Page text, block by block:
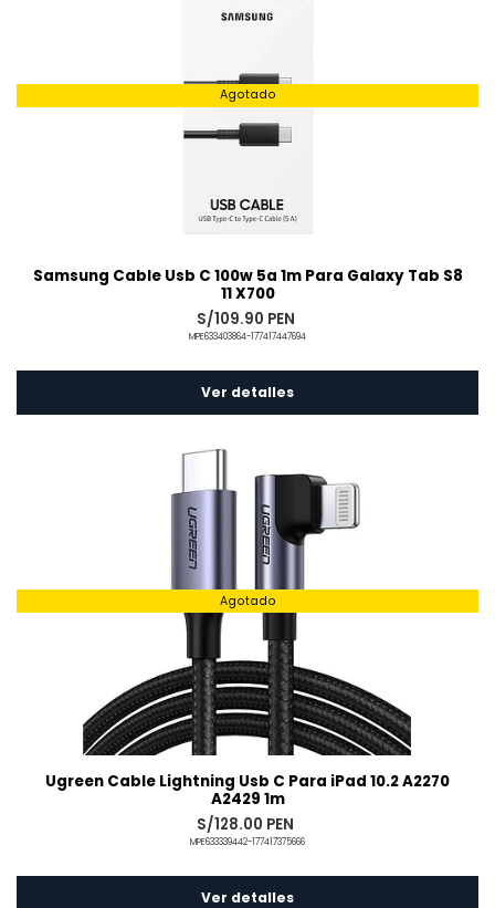
Agotado
Samsung Cable Usb C 100w 5a 1m Para Galaxy Tab S8
11 X700
S/109.90 PEN
MPE633403864-177417447694
Ver detalles
Agotado
Ugreen Cable Lightning Usb C Para iPad 10.2 A2270
A2429 1m
S/128.00 PEN
MPE633339442-177417375666
Ver detalles